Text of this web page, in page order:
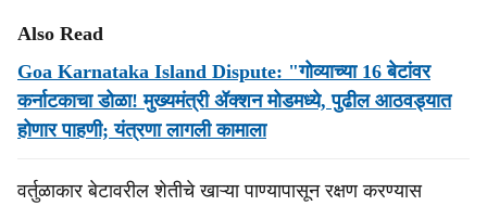
Also Read
Goa Karnataka Island Dispute: "गोव्याच्या 16 बेटांवर
कर्नाटकाचा डोळा! मुख्यमंत्री ॲक्शन मोडमध्ये, पुढील आठवड्यात
होणार पाहणी; यंत्रणा लागली कामाला
वर्तुळाकार बेटावरील शेतीचे खाऱ्या पाण्यापासून रक्षण करण्यास